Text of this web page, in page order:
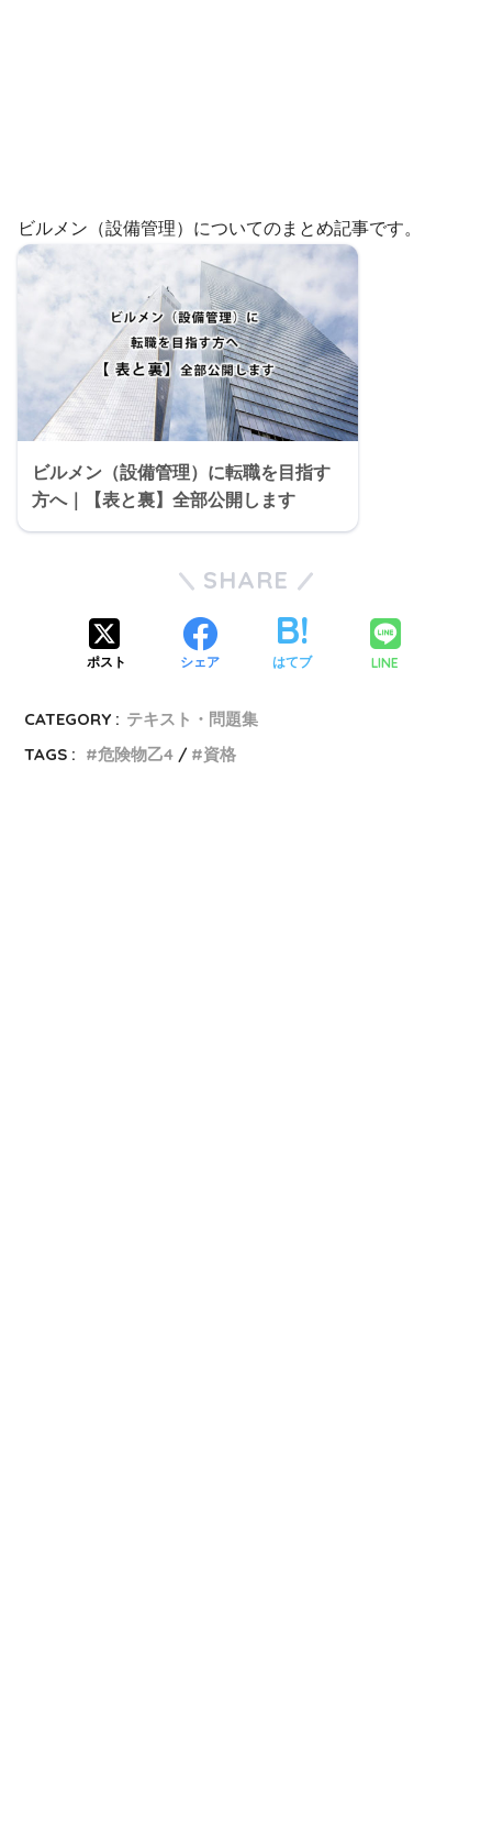
ビルメン（設備管理）についてのまとめ記事です。
ビルメン（設備管理）に転職を目指す
方へ｜【表と裏】全部公開します
SHARE
ポスト シェア はてブ LINE
CATEGORY : テキスト・問題集
TAGS :
危険物乙4 資格